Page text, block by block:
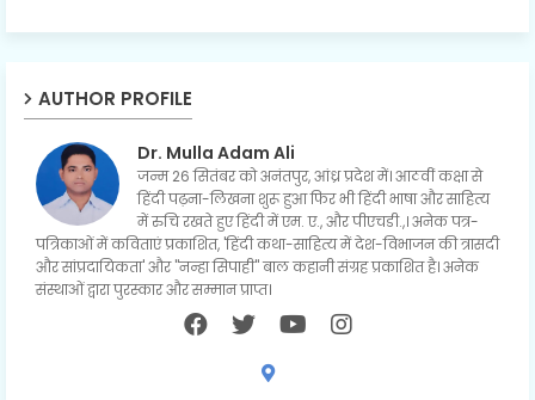
AUTHOR PROFILE
Dr. Mulla Adam Ali
जन्म 26 सितंबर को अनंतपुर, आंध्र प्रदेश में। आठवीं कक्षा से
हिंदी पढ़ना-लिखना शुरू हुआ फिर भी हिंदी भाषा और साहित्य
में रुचि रखते हुए हिंदी में एम. ए., और पीएचडी.,। अनेक पत्र-
पत्रिकाओं में कविताएं प्रकाशित, 'हिंदी कथा-साहित्य में देश-विभाजन की त्रासदी
और सांप्रदायिकता' और "नन्हा सिपाही" बाल कहानी संग्रह प्रकाशित है। अनेक
संस्थाओं द्वारा पुरस्कार और सम्मान प्राप्त।